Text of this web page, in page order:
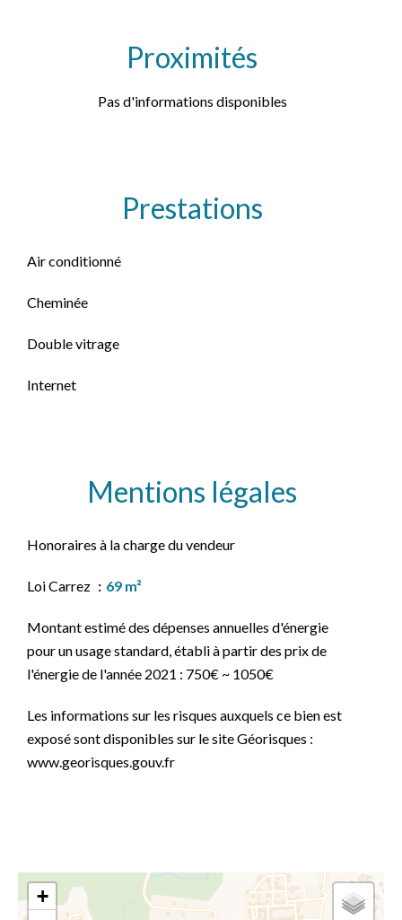
Proximités
Pas d'informations disponibles
Prestations
Air conditionné
Cheminée
Double vitrage
Internet
Mentions légales
Honoraires à la charge du vendeur
Loi Carrez 69 m²
Montant estimé des dépenses annuelles d'énergie
pour un usage standard, établi à partir des prix de
l'énergie de l'année 2021 : 750€ ~ 1050€
Les informations sur les risques auxquels ce bien est
exposé sont disponibles sur le site Géorisques :
www.georisques.gouv.fr
+